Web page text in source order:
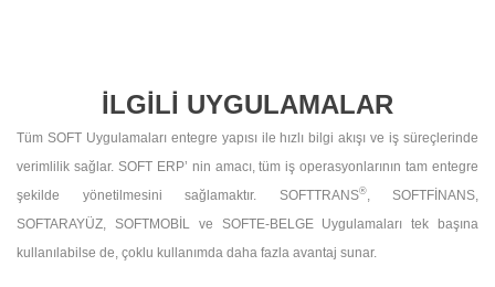
İLGİLİ UYGULAMALAR
Tüm SOFT Uygulamaları entegre yapısı ile hızlı bilgi akışı ve iş süreçlerinde
verimlilik sağlar. SOFT ERP’ nin amacı, tüm iş operasyonlarının tam entegre
şekilde yönetilmesini sağlamaktır. SOFTTRANS®, SOFTFİNANS,
SOFTARAYÜZ, SOFTMOBİL ve SOFTE-BELGE Uygulamaları tek başına
kullanılabilse de, çoklu kullanımda daha fazla avantaj sunar.